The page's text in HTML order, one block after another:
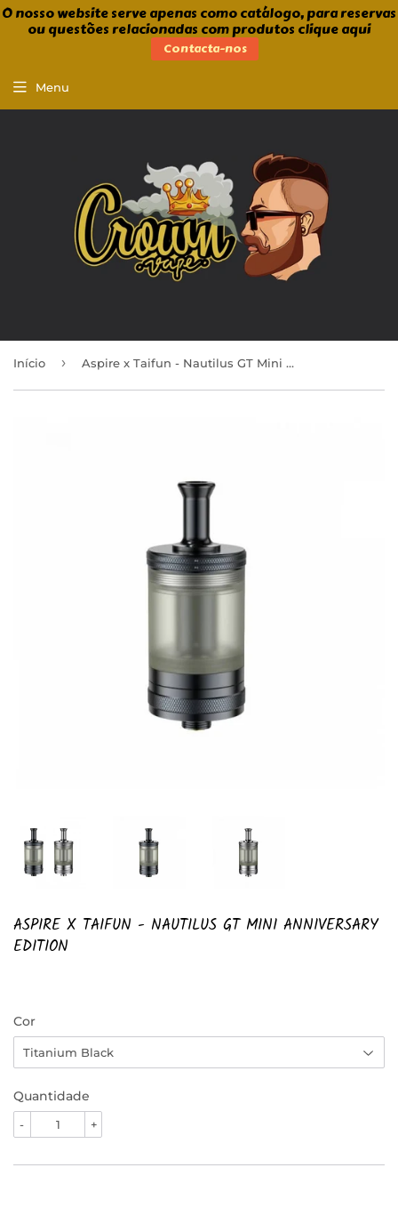
O nosso website serve apenas como catálogo, para reservas
ou questões relacionadas com produtos clique aqui
Contacta-nos
Menu
Início › Aspire x Taifun - Nautilus GT Mini Anniversary Edition
ASPIRE X TAIFUN - NAUTILUS GT MINI ANNIVERSARY
EDITION
Cor
Quantidade
+
-